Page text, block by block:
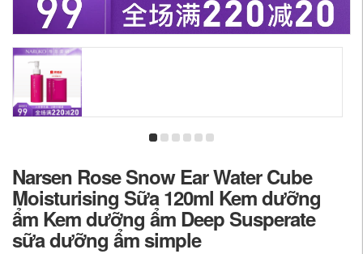
Narsen Rose Snow Ear Water Cube
Moisturising Sữa 120ml Kem dưỡng
ẩm Kem dưỡng ẩm Deep Susperate
sữa dưỡng ẩm simple